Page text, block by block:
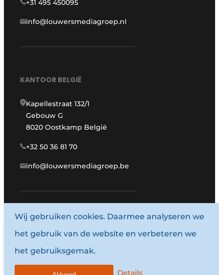
+31 495 450095
info@louwersmediagroep.nl
KANTOOR BELGIË
Kapellestraat 132/1
Gebouw G
8020 Oostkamp België
+32 50 36 81 70
info@louwersmediagroep.be
www.louwersmediagroep.com
© 1987 - 2026 Louwersmediagroep.
Algemene voorwaarden
Wij gebruiken cookies. Daarmee analyseren we
het gebruik van de website en verbeteren we
het gebruiksgemak.
Details